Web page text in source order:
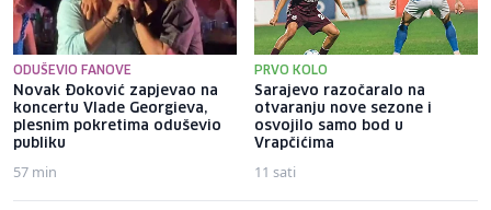
ODUŠEVIO FANOVE
Novak Đoković zapjevao na
koncertu Vlade Georgieva,
plesnim pokretima oduševio
publiku
57 min
PRVO KOLO
Sarajevo razočaralo na
otvaranju nove sezone i
osvojilo samo bod u
Vrapčićima
11 sati